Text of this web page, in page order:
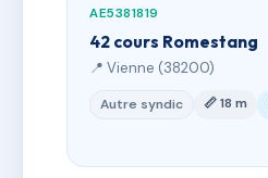
AE5381819
42 cours Romestang
📍 Vienne (38200)
Autre syndic 📏 18 m